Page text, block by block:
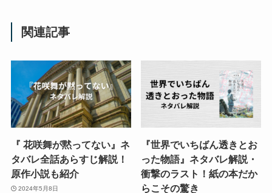
関連記事
『 花咲舞が黙ってない』ネ
タバレ全話あらすじ解説！
原作小説も紹介
2024年5月8日
『世界でいちばん透きとお
った物語』ネタバレ解説・
衝撃のラスト！紙の本だか
らこその驚き